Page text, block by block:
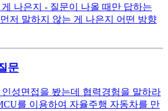
나은지 - 질문이 나올 때만 답하는
저 말하지 않는 게 나은지 어떤 방향
문
성면접을 봤는데 협력경험을 말하라
를 이용하여 자율주행 자동차를 만